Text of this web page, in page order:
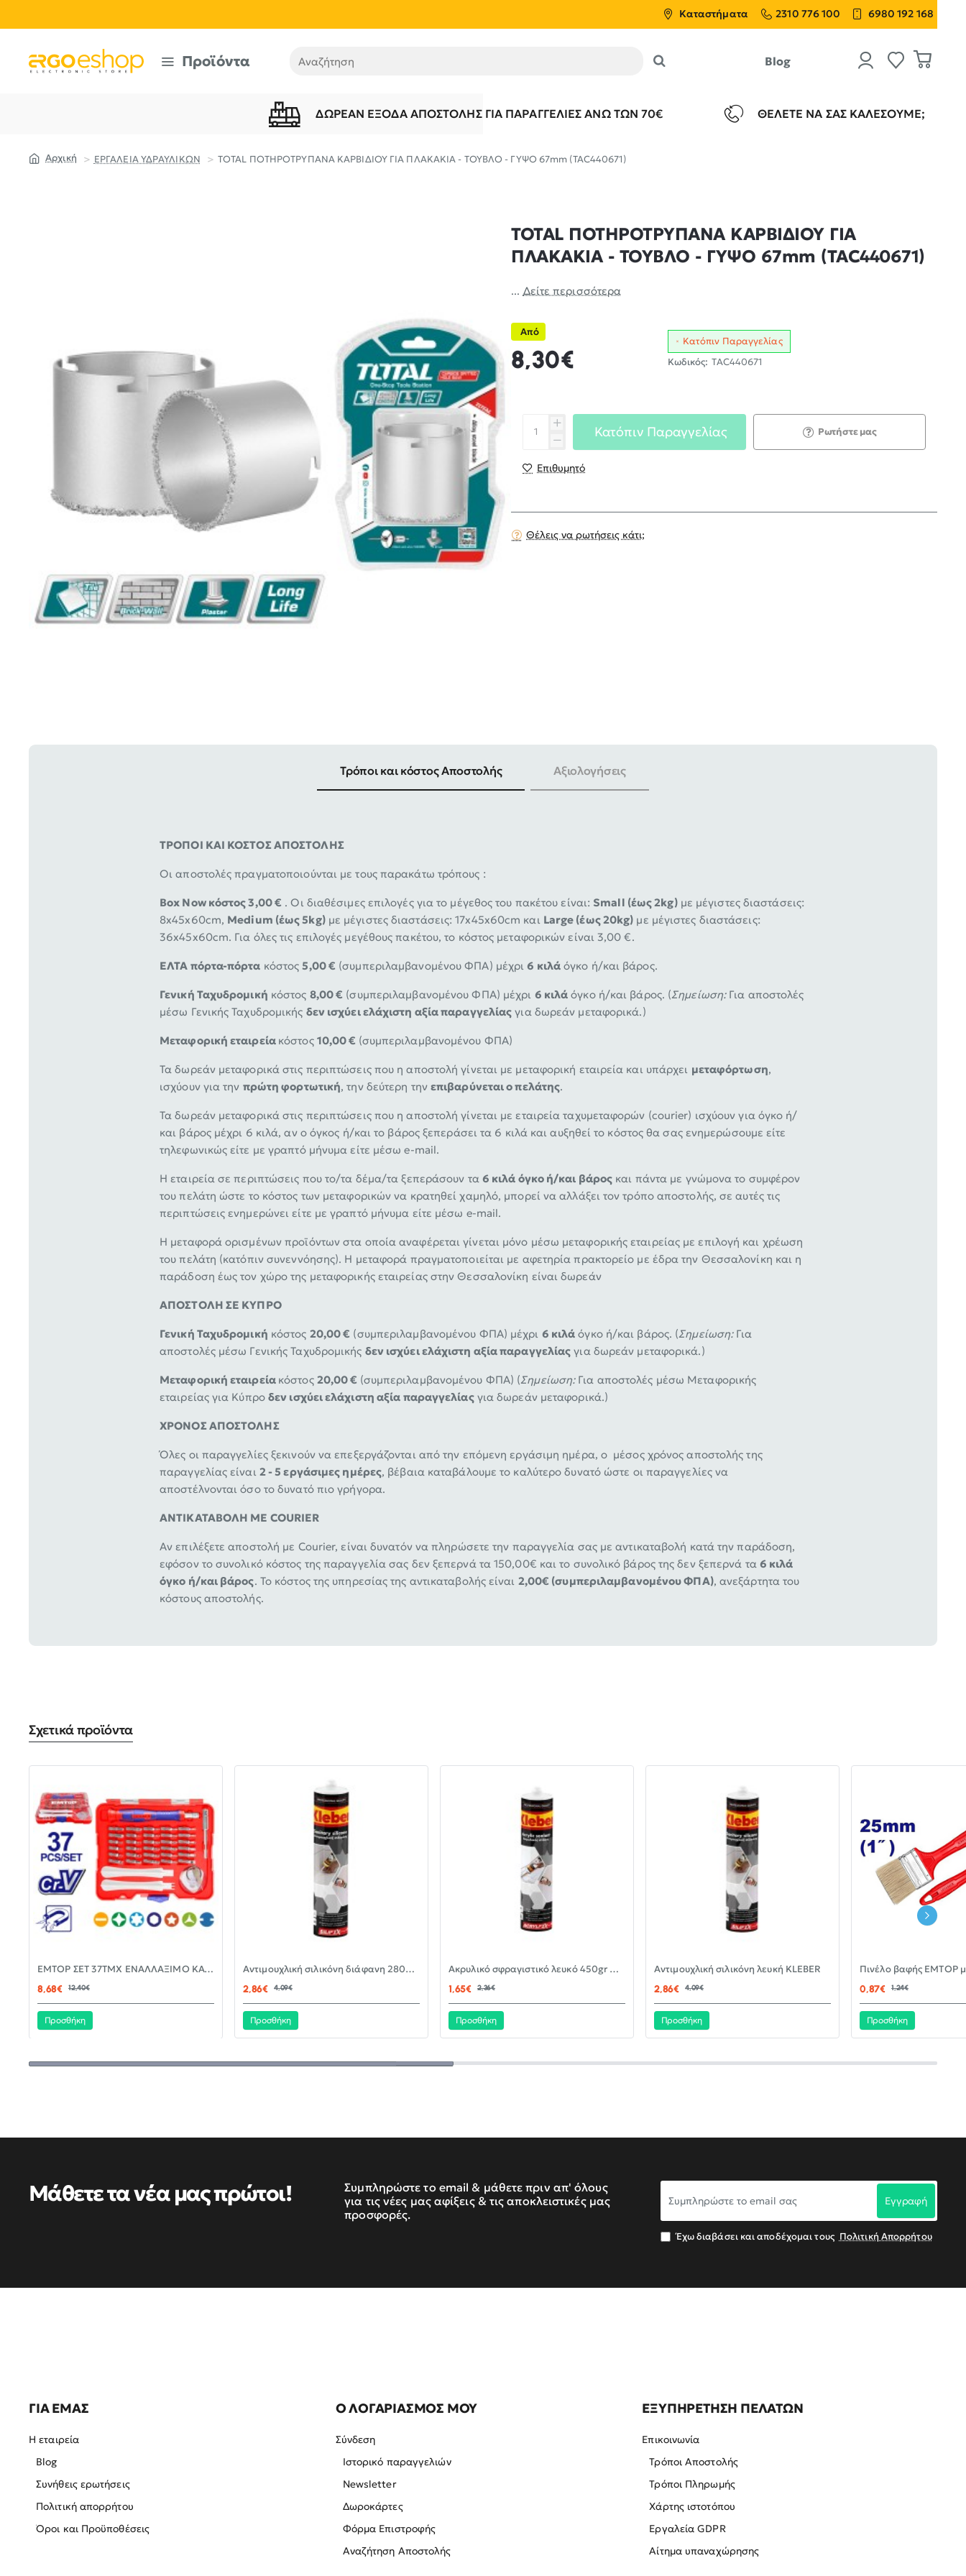
Καταστήματα 2310 776 100 6980 192 168
Προϊόντα Αναζήτηση Blog
ΔΩΡΕΆΝ ΈΞΟΔΑ ΑΠΟΣΤΟΛΉΣ ΓΙΑ ΠΑΡΑΓΓΕΛΊΕΣ ΆΝΩ ΤΩΝ 70€ ΘΈΛΕΤΕ ΝΑ ΣΑΣ ΚΑΛΈΣΟΥΜΕ;
ΕΡΓΑΛΕΙΑ ΥΔΡΑΥΛΙΚΩΝ TOTAL ΠΟΤΗΡΟΤΡΥΠΑΝΑ ΚΑΡΒΙΔΙΟΥ ΓΙΑ ΠΛΑΚΑΚΙΑ - ΤΟΥΒΛΟ - ΓΥΨΟ 67mm (TAC440671)
TOTAL ΠΟΤΗΡΟΤΡΥΠΑΝΑ ΚΑΡΒΙΔΙΟΥ ΓΙΑ
ΠΛΑΚΑΚΙΑ - ΤΟΥΒΛΟ - ΓΥΨΟ 67mm (TAC440671)
... Δείτε περισσότερα
Από
8,30€
Κατόπιν Παραγγελίας
Κωδικός: TAC440671
Κατόπιν Παραγγελίας Ρωτήστε μας
Επιθυμητό
Θέλεις να ρωτήσεις κάτι;
Τρόποι και κόστος Αποστολής Αξιολογήσεις
ΤΡΟΠΟΙ ΚΑΙ ΚΟΣΤΟΣ ΑΠΟΣΤΟΛΗΣ
Οι αποστολές πραγματοποιούνται με τους παρακάτω τρόπους :
Box Now κόστος 3,00 € . Οι διαθέσιμες επιλογές για το μέγεθος του πακέτου είναι: Small (έως 2kg)με μέγιστες διαστάσεις:
8x45x60cm, Medium (έως 5kg)με μέγιστες διαστάσεις: 17x45x60cm και Large (έως 20kg) με μέγιστες διαστάσεις:
36x45x60cm. Για όλες τις επιλογές μεγέθους πακέτου, το κόστος μεταφορικών είναι 3,00 €.
ΕΛΤΑ πόρτα-πόρτα κόστος5,00 € (συμπεριλαμβανομένου ΦΠΑ) μέχρι6 κιλάόγκο ή/και βάρος.
Γενική Ταχυδρομική κόστος 8,00 € (συμπεριλαμβανομένου ΦΠΑ) μέχρι 6 κιλά όγκο ή/και βάρος. (Σημείωση:Για αποστολές
μέσω Γενικής Ταχυδρομικής δεν ισχύει ελάχιστη αξία παραγγελίας για δωρεάν μεταφορικά.)
Μεταφορική εταιρεία κόστος 10,00 € (συμπεριλαμβανομένου ΦΠΑ)
Τα δωρεάν μεταφορικά στις περιπτώσεις που η αποστολή γίνεται με μεταφορική εταιρεία και υπάρχει μεταφόρτωση,
ισχύουν για την πρώτη φορτωτική, την δεύτερη την επιβαρύνεται ο πελάτης.
Τα δωρεάν μεταφορικά στις περιπτώσεις που η αποστολή γίνεται με εταιρεία ταχυμεταφορών (courier) ισχύουν για όγκο ή/
και βάρος μέχρι 6 κιλά, αν o όγκος ή/και το βάρος ξεπεράσει τα 6 κιλά και αυξηθεί το κόστος θα σας ενημερώσουμε είτε
τηλεφωνικώς είτε με γραπτό μήνυμα είτε μέσω e-mail.
Η εταιρεία σε περιπτώσεις που το/τα δέμα/τα ξεπεράσουν τα 6 κιλά όγκο ή/και βάρος και πάντα με γνώμονα το συμφέρον
του πελάτη ώστε το κόστος των μεταφορικών να κρατηθεί χαμηλό, μπορεί να αλλάξει τον τρόπο αποστολής, σε αυτές τις
περιπτώσεις ενημερώνει είτε με γραπτό μήνυμα είτε μέσω e-mail.
Η μεταφορά ορισμένων προϊόντων στα οποία αναφέρεται γίνεται μόνο μέσω μεταφορικής εταιρείας με επιλογή και χρέωση
του πελάτη (κατόπιν συνεννόησης). Η μεταφορά πραγματοποιείται με αφετηρία πρακτορείο με έδρα την Θεσσαλονίκη και η
παράδοση έως τον χώρο της μεταφορικής εταιρείας στην Θεσσαλονίκη είναι δωρεάν
ΑΠΟΣΤΟΛΗ ΣΕ ΚΥΠΡΟ
Γενική Ταχυδρομική κόστος 20,00 € (συμπεριλαμβανομένου ΦΠΑ) μέχρι 6 κιλά όγκο ή/και βάρος. (Σημείωση:Για
αποστολές μέσω Γενικής Ταχυδρομικής δεν ισχύει ελάχιστη αξία παραγγελίας για δωρεάν μεταφορικά.)
Μεταφορική εταιρεία κόστος 20,00 € (συμπεριλαμβανομένου ΦΠΑ) (Σημείωση:Για αποστολές μέσω Μεταφορικής
εταιρείας για Κύπρο δεν ισχύει ελάχιστη αξία παραγγελίαςγια δωρεάν μεταφορικά.)
ΧΡΟΝΟΣ ΑΠΟΣΤΟΛΗΣ
Όλες οι παραγγελίες ξεκινούν να επεξεργάζονται από την επόμενη εργάσιμη ημέρα, ο μέσος χρόνος αποστολής της
παραγγελίας είναι 2 - 5 εργάσιμες ημέρες, βέβαια καταβάλουμε το καλύτερο δυνατό ώστε οι παραγγελίες να
αποστέλνονται όσο το δυνατό πιο γρήγορα.
ΑΝΤΙΚΑΤΑΒΟΛΗ ΜΕ COURIER
Aν επιλέξετε αποστολή με Courier, είναι δυνατόν να πληρώσετε την παραγγελία σας με αντικαταβολή κατά την παράδοση,
εφόσον το συνολικό κόστος της παραγγελία σας δεν ξεπερνά τα 150,00€ και το συνολικό βάρος της δεν ξεπερνά τα 6 κιλά
όγκο ή/και βάρος. Το κόστος της υπηρεσίας της αντικαταβολής είναι 2,00€ (συμπεριλαμβανομένου ΦΠΑ), ανεξάρτητα του
κόστους αποστολής.
Σχετικά προϊόντα
-30%EMTOP ΣΕΤ 37ΤΜΧ ΕΝΑΛΛΑΞΙΜΟ ΚΑΤΣΑΒΙΔΙ ΜΕ ΜΥΤΕΣ EBST03702
8,68€
12,40€
Προσθήκη
-30%Αντιμουχλική σιλικόνη διάφανη 280ml KLEBER
2,86€
4,09€
Προσθήκη
-30%Ακρυλικό σφραγιστικό λευκό 450gr KLEBER
1,65€
2,36€
Προσθήκη
-30%
Αντιμουχλική σιλικόνη λευκή KLEBER
2,86€
4,09€
Προσθήκη
0,87€ 1,24€
Προσθήκη
Μάθετε τα νέα μας πρώτοι!
Συμπληρώστε το email & μάθετε πριν απ' όλους
για τις νέες μας αφίξεις & τις αποκλειστικές μας
προσφορές.
το
σας
Εγγραφή
Έχω διαβάσει και αποδέχομαι τους Πολιτική Απορρήτου
ΓΙΑ ΕΜΑΣ
Η εταιρεία
Blog
Συνήθεις ερωτήσεις
Πολιτική απορρήτου
Όροι και Προϋποθέσεις
Ο ΛΟΓΑΡΙΑΣΜΟΣ ΜΟΥ
Σύνδεση
Ιστορικό παραγγελιών
Newsletter
Δωροκάρτες
Φόρμα Επιστροφής
Αναζήτηση Αποστολής
ΕΞΥΠΗΡΕΤΗΣΗ ΠΕΛΑΤΩΝ
Επικοινωνία
Τρόποι Αποστολής
Τρόποι Πληρωμής
Χάρτης ιστοτόπου
Εργαλεία GDPR
Αίτημα υπαναχώρησης